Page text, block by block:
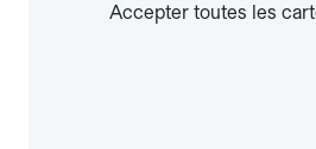
Accepter toutes les